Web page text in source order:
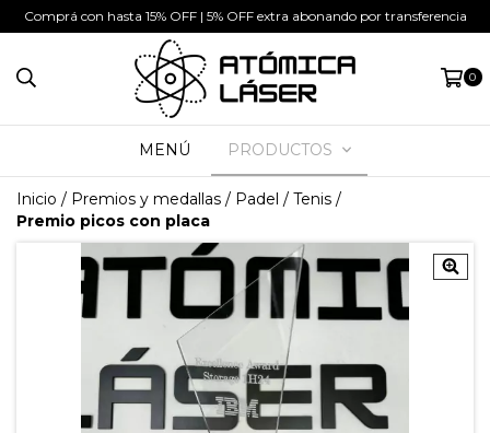
Comprá con hasta 15% OFF | 5% OFF extra abonando por transferencia
0
MENÚ PRODUCTOS
Inicio / Premios y medallas / Padel / Tenis /
Premio picos con placa